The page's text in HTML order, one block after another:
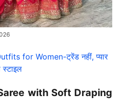
for Women-ट्रेंड नहीं, प्यार
with Soft Draping